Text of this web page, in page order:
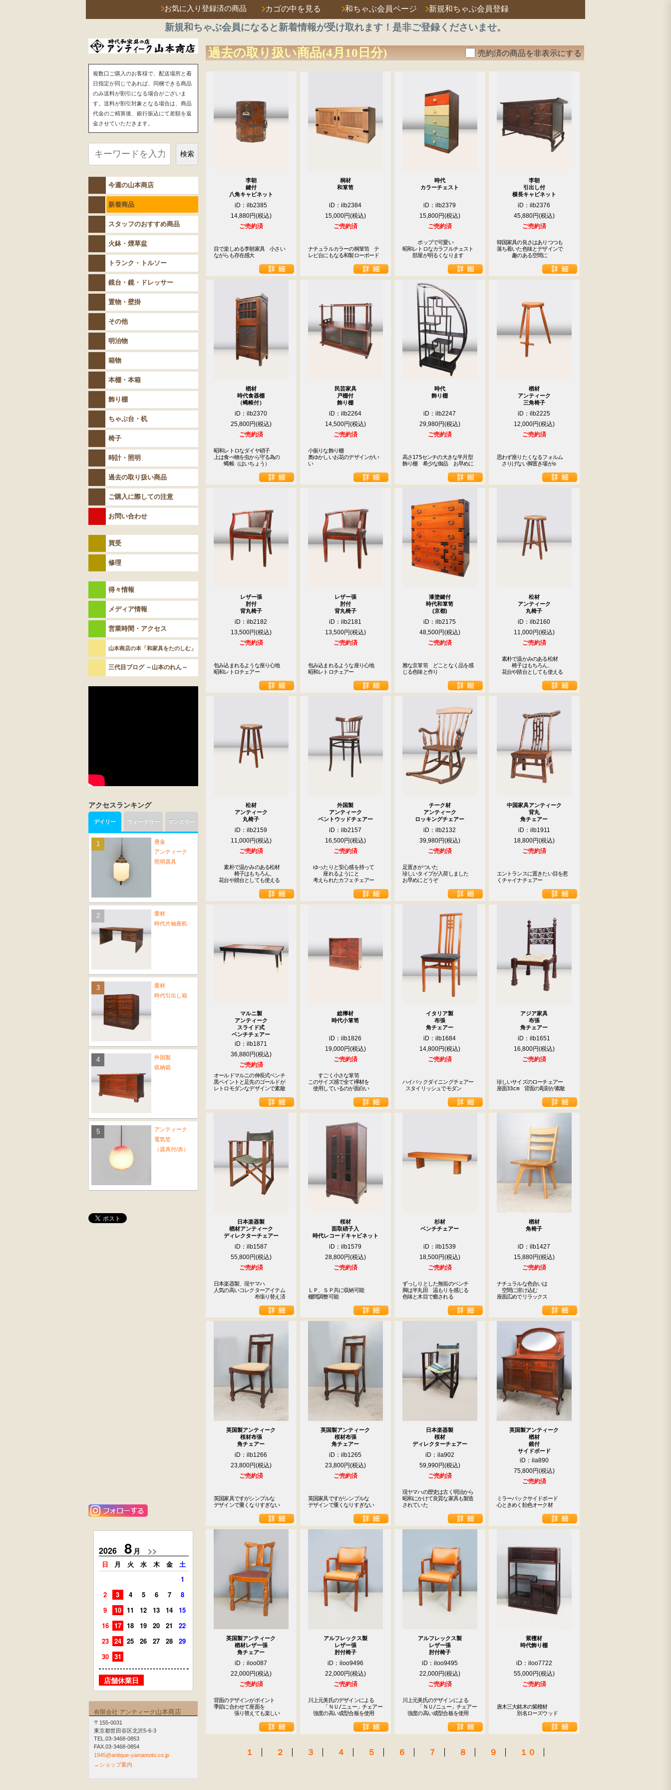
お気に入り登録済の商品 カゴの中を見る 和ちゃぶ会員ページ 新規和ちゃぶ会員登録
新規和ちゃぶ会員になると新着情報が受け取れます！是非ご登録くださいませ。
過去の取り扱い商品(4月10日分) 売約済の商品を非表示にする
李朝
鍵付
八角キャビネット
iD：ilb2385
14,880円
ご売約済
目で楽しめる李朝家具　小さい
ながらも存在感大
桐材
和箪笥
iD：ilb2384
15,000円
ご売約済
ナチュラルカラーの桐箪笥　テ
レビ台にもなる和製ローボード
時代
カラーチェスト
iD：ilb2379
15,800円
ご売約済
ポップで可愛い
昭和レトロなカラフルチェスト
部屋が明るくなります
李朝
引出し付
横長キャビネット
iD：ilb2376
45,880円
ご売約済
韓国家具の良さはありつつも
落ち着いた色味とデザインで
趣のある空間に
楢材
時代食器棚
（蝿帳付）
iD：ilb2370
25,800円
ご売約済
昭和レトロなダイヤ硝子
上は食べ物を虫から守る為の
蝿帳（はいちょう）
民芸家具
戸棚付
飾り棚
iD：ilb2264
14,500円
ご売約済
小振りな飾り棚
奥ゆかしいお花のデザインがい
い
時代
飾り棚
iD：ilb2247
29,980円
ご売約済
高さ175センチの大きな半月型
飾り棚　希少な御品　お早めに
楢材
アンティーク
三角椅子
iD：ilb2225
12,000円
ご売約済
思わず座りたくなるフォルム
さりげない脚置き場が◎
レザー張
肘付
背丸椅子
iD：ilb2182
13,500円
ご売約済
包み込まれるような座り心地
昭和レトロチェアー
レザー張
肘付
背丸椅子
iD：ilb2181
13,500円
ご売約済
包み込まれるような座り心地
昭和レトロチェアー
漆塗鍵付
時代和箪笥
(京都)
iD：ilb2175
48,500円
ご売約済
雅な京箪笥　どことなく品を感
じる色味と作り
松材
アンティーク
丸椅子
iD：ilb2160
11,000円
ご売約済
素朴で温かみのある松材
椅子はもちろん、
花台や踏台としても使える
松材
アンティーク
丸椅子
iD：ilb2159
11,000円
ご売約済
素朴で温かみのある松材
椅子はもちろん、
花台や踏台としても使える
外国製
アンティーク
ベントウッドチェアー
iD：ilb2157
16,500円
ご売約済
ゆったりと安心感を持って
座れるようにと
考えられたカフェチェアー
チーク材
アンティーク
ロッキングチェアー
iD：ilb2132
39,980円
ご売約済
足置きがついた
珍しいタイプが入荷しました
お早めにどうぞ
中国家具アンティーク
背丸
角チェアー
iD：ilb1911
18,800円
ご売約済
エントランスに置きたい目を惹
くチャイナチェアー
マルニ製
アンティーク
スライド式
ベンチチェアー
iD：ilb1871
36,880円
ご売約済
オールドマルニの伸長式ベンチ
黒ペイントと足先のゴールドが
レトロモダンなデザインで素敵
総﨔材
時代小箪笥
iD：ilb1826
19,000円
ご売約済
すごく小さな箪笥
このサイズ感で全て欅材を
使用しているのが面白い
イタリア製
布張
角チェアー
iD：ilb1684
14,800円
ご売約済
ハイバックダイニングチェアー
スタイリッシュでモダン
アジア家具
布張
角チェアー
iD：ilb1651
16,800円
ご売約済
珍しいサイズのローチェアー
座面33cm　背面の彫刻が素敵
日本楽器製
楢材アンティーク
ディレクターチェアー
iD：ilb1587
55,800円
ご売約済
日本楽器製、現ヤマハ
人気の高いコレクターアイテム
布張り替え済
桜材
面取硝子入
時代レコードキャビネット
iD：ilb1579
28,800円
ご売約済
ＬＰ、ＳＰ共に収納可能
棚間調整可能
杉材
ベンチチェアー
iD：ilb1539
18,500円
ご売約済
ずっしりとした無垢のベンチ
脚は半丸田　温もりを感じる
色味と木目で癒される
楢材
角椅子
iD：ilb1427
15,880円
ご売約済
ナチュラルな色合いは
空間に溶け込む
座面広めでリラックス
英国製アンティーク
桜材布張
角チェアー
iD：ilb1266
23,800円
ご売約済
英国家具ですがシンプルな
デザインで重くなりすぎない
英国製アンティーク
桜材布張
角チェアー
iD：ilb1265
23,800円
ご売約済
英国家具ですがシンプルな
デザインで重くなりすぎない
日本楽器製
桜材
ディレクターチェアー
iD：ila902
59,990円
ご売約済
現ヤマハの歴史は古く明治から
昭和にかけて良質な家具も製造
されていた
英国製アンティーク
楢材
鏡付
サイドボード
iD：ila890
75,800円
ご売約済
ミラーバックサイドボード
心ときめく飴色オーク材
英国製アンティーク
楢材レザー張
角チェアー
iD：iloo087
22,000円
ご売約済
背面のデザインがポイント
季節に合わせて座面を
張り替えても楽しい
アルフレックス製
レザー張
肘付椅子
iD：iloo9496
22,000円
ご売約済
川上元美氏のデザインによる
「ＮＵ/ニュー」チェアー
強度の高い成型合板を使用
アルフレックス製
レザー張
肘付椅子
iD：iloo9495
22,000円
ご売約済
川上元美氏のデザインによる
「ＮＵ/ニュー」チェアー
強度の高い成型合板を使用
紫檀材
時代飾り棚
iD：iloo7722
55,000円
ご売約済
唐木三大銘木の紫檀材
別名ローズウッド
１ ２ ３ ４ ５ ６ ７ ８ ９ １０
複数口ご購入のお客様で、配送場所と着
日指定が同じであれば、同梱できる商品
のみ送料が割引になる場合がございま
す。送料が割引対象となる場合は、商品
代金のご精算後、銀行振込にて差額を返
金させていただきます。
検索
今週の山本商店
新着商品
スタッフのおすすめ商品
火鉢・煙草盆
トランク・トルソー
鏡台・鏡・ドレッサー
置物・壁掛
その他
明治物
箱物
本棚・本箱
飾り棚
ちゃぶ台・机
椅子
時計・照明
過去の取り扱い商品
ご購入に際しての注意
お問い合わせ
買受
修理
得々情報
メディア情報
営業時間・アクセス
山本商店の本「和家具をたのしむ」
三代目ブログ ～山本のれん～
アクセスランキング
デイリー
唐金
アンティーク
照明器具
栗材
時代片袖座机
栗材
時代引出し箱
外国製
収納箱
アンティーク
電気笠
（器具付/赤）
ウィークリー マンスリー
2026 8 月 >>
日 月 火 水 木 金
土
1
2
3 4 5 6 7
8
9
10 11 12 13 14
15
16
17 18 19 20 21
22
23
24 25 26 27 28
29
30
31
店舗休業日
<<
水 木 金
1
2 3 4
7 8 9 11
12
15 16 17 18
29 30
店舗休業日
有限会社 アンティーク 山本商店
〒155-0031
東京都世田谷区北沢5-6-3
TEL.03-3468-0853
FAX.03-3468-0854
1945@antique-yamamoto.co.jp
→ショップ案内